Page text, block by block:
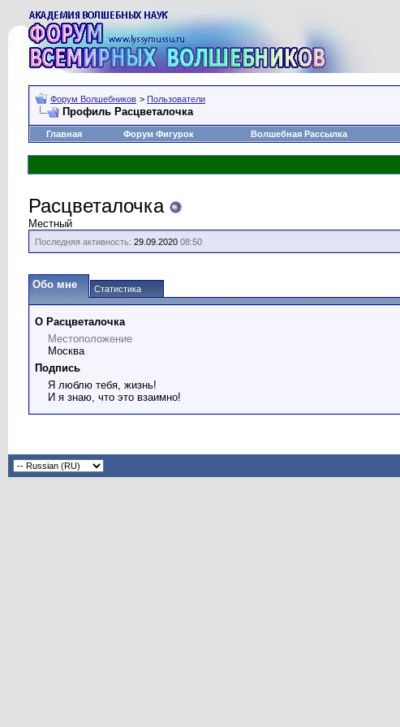
Форум Волшебников > Пользователи
Профиль Расцветалочка
Главная
Форум Фигурок Волшебная Рассылка
Расцветалочка
Местный
Последняя активность: 29.09.2020 08:50
Обо мне Статистика
О Расцветалочка
Местоположение
Москва
Подпись
Я люблю тебя, жизнь!
И я знаю, что это взаимно!